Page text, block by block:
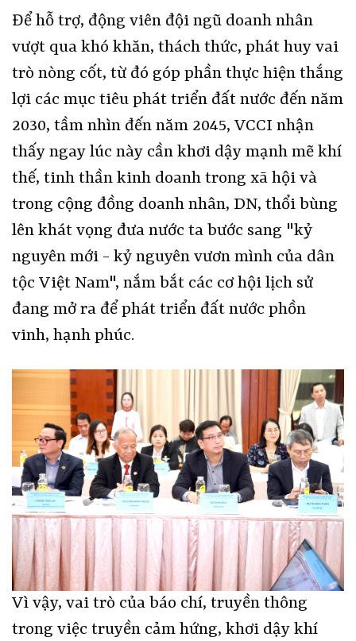
Để hỗ trợ, động viên đội ngũ doanh nhân
vượt qua khó khăn, thách thức, phát huy vai
trò nòng cốt, từ đó góp phần thực hiện thắng
lợi các mục tiêu phát triển đất nước đến năm
2030, tầm nhìn đến năm 2045, VCCI nhận
thấy ngay lúc này cần khơi dậy mạnh mẽ khí
thế, tinh thần kinh doanh trong xã hội và
trong cộng đồng doanh nhân, DN, thổi bùng
lên khát vọng đưa nước ta bước sang "kỷ
nguyên mới - kỷ nguyên vươn mình của dân
tộc Việt Nam", nắm bắt các cơ hội lịch sử
đang mở ra để phát triển đất nước phồn
vinh, hạnh phúc.
Vì vậy, vai trò của báo chí, truyền thông
trong việc truyền cảm hứng, khơi dậy khí